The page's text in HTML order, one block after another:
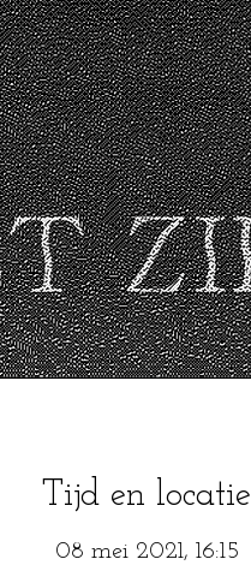
Tijd en locatie
08 mei 2021, 16:15